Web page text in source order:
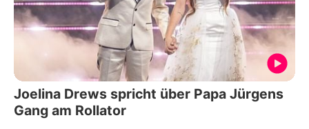
Joelina Drews spricht über Papa Jürgens
Gang am Rollator